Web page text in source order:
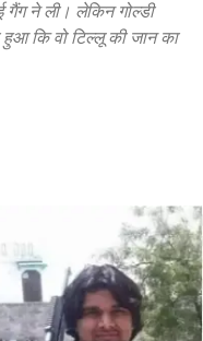
गैंग ने ली। लेकिन गोल्डी
हुआ कि वो टिल्लू की जान का